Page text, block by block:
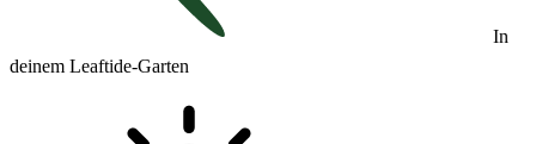
In
deinem Leaftide-Garten